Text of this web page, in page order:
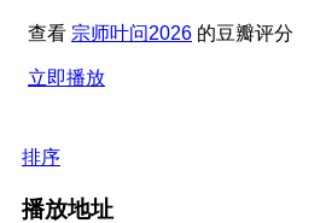
查看 宗师叶问2026 的豆瓣评分
立即播放
排序
播放地址